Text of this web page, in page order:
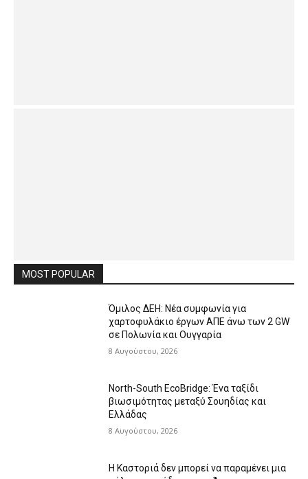
MOST POPULAR
Όμιλος ΔΕΗ: Νέα συμφωνία για
χαρτοφυλάκιο έργων ΑΠΕ άνω των 2 GW
σε Πολωνία και Ουγγαρία
8 Αυγούστου, 2026
North-South EcoBridge: Ένα ταξίδι
βιωσιμότητας μεταξύ Σουηδίας και
Ελλάδας
8 Αυγούστου, 2026
Η Καστοριά δεν μπορεί να παραμένει μια